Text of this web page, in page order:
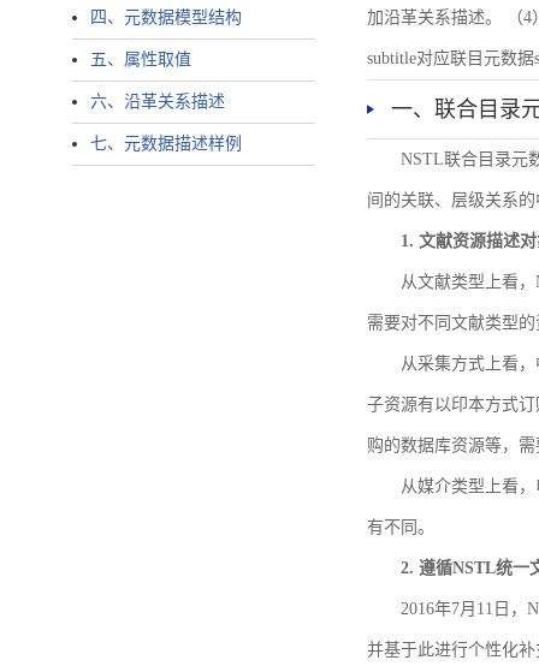
四、元数据模型结构
五、属性取值
六、沿革关系描述
七、元数据描述样例
加沿革关系描述。 （4
subtitle对应联目元数据
一、联合目录
NSTL联合目录元
间的关联、层级关系
1. 文献资源描述
从文献类型上看
需要对不同文献类型
从采集方式上看
子资源有以印本方式
购的数据库资源等，
从媒介类型上看
有不同。
2. 遵循NSTL统一
2016年7月11日，
并基于此进行个性化